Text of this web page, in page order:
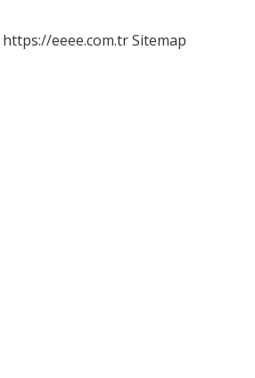
https://eeee.com.trSitemap